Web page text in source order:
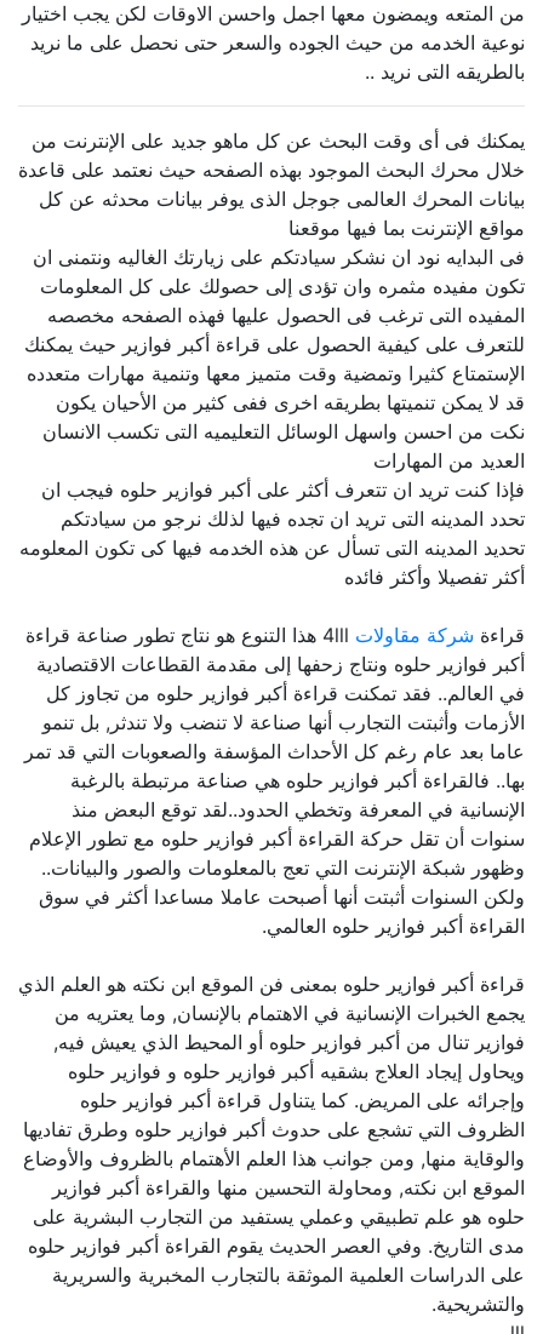
من المتعه ويمضون معها اجمل واحسن الاوقات لكن يجب اختيار
نوعية الخدمه من حيث الجوده والسعر حتى نحصل على ما نريد
بالطريقه التى نريد ..
يمكنك فى أى وقت البحث عن كل ماهو جديد على الإنترنت من
خلال محرك البحث الموجود بهذه الصفحه حيث نعتمد على قاعدة
بيانات المحرك العالمى جوجل الذى يوفر بيانات محدثه عن كل
مواقع الإنترنت بما فيها موقعنا
فى البدايه نود ان نشكر سيادتكم على زيارتك الغاليه ونتمنى ان
تكون مفيده مثمره وان تؤدى إلى حصولك على كل المعلومات
المفيده التى ترغب فى الحصول عليها فهذه الصفحه مخصصه
للتعرف على كيفية الحصول على قراءة أكبر فوازير حيث يمكنك
الإستمتاع كثيرا وتمضية وقت متميز معها وتنمية مهارات متعدده
قد لا يمكن تنميتها بطريقه اخرى ففى كثير من الأحيان يكون
نكت من احسن واسهل الوسائل التعليميه التى تكسب الانسان
العديد من المهارات
فإذا كنت تريد ان تتعرف أكثر على أكبر فوازير حلوه فيجب ان
تحدد المدينه التى تريد ان تجده فيها لذلك نرجو من سيادتكم
تحديد المدينه التى تسأل عن هذه الخدمه فيها كى تكون المعلومه
أكثر تفصيلا وأكثر فائده
قراءةشركة مقاولات
4lll هذا التنوع هو نتاج تطور صناعة قراءة
أكبر فوازير حلوه ونتاج زحفها إلى مقدمة القطاعات الاقتصادية
في العالم.. فقد تمكنت قراءة أكبر فوازير حلوه من تجاوز كل
الأزمات وأثبتت التجارب أنها صناعة لا تنضب ولا تندثر, بل تنمو
عاما بعد عام رغم كل الأحداث المؤسفة والصعوبات التي قد تمر
بها.. فالقراءة أكبر فوازير حلوه هي صناعة مرتبطة بالرغبة
الإنسانية في المعرفة وتخطي الحدود..لقد توقع البعض منذ
سنوات أن تقل حركة القراءة أكبر فوازير حلوه مع تطور الإعلام
وظهور شبكة الإنترنت التي تعج بالمعلومات والصور والبيانات..
ولكن السنوات أثبتت أنها أصبحت عاملا مساعدا أكثر في سوق
القراءة أكبر فوازير حلوه العالمي.
قراءة أكبر فوازير حلوه بمعنى فن الموقع ابن نكته هو العلم الذي
يجمع الخبرات الإنسانية في الاهتمام بالإنسان, وما يعتريه من
فوازير تنال من أكبر فوازير حلوه أو المحيط الذي يعيش فيه,
ويحاول إيجاد العلاج بشقيه أكبر فوازير حلوه و فوازير حلوه
وإجرائه على المريض. كما يتناول قراءة أكبر فوازير حلوه
الظروف التي تشجع على حدوث أكبر فوازير حلوه وطرق تفاديها
والوقاية منها, ومن جوانب هذا العلم الأهتمام بالظروف والأوضاع
الموقع ابن نكته, ومحاولة التحسين منها والقراءة أكبر فوازير
حلوه هو علم تطبيقي وعملي يستفيد من التجارب البشرية على
مدى التاريخ. وفي العصر الحديث يقوم القراءة أكبر فوازير حلوه
على الدراسات العلمية الموثقة بالتجارب المخبرية والسريرية
والتشريحية.